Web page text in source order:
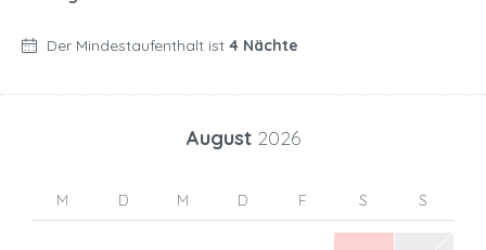
Der Mindestaufenthalt ist 4 Nächte
August 2026
M D M D F S S